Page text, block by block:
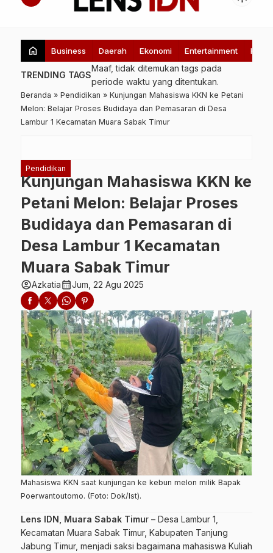
home Business Daerah Ekonomi Entertainment
TRENDING TAGS
Maaf, tidak ditemukan tags pada
periode waktu yang ditentukan.
Beranda » Pendidikan » Kunjungan Mahasiswa KKN ke Petani
Melon: Belajar Proses Budidaya dan Pemasaran di Desa
Lambur 1 Kecamatan Muara Sabak Timur
Pendidikan
Kunjungan Mahasiswa KKN ke
Petani Melon: Belajar Proses
Budidaya dan Pemasaran di
Desa Lambur 1 Kecamatan
Muara Sabak Timur
account_circleAzkatiacalendar_monthJum, 22 Agu 2025
Mahasiswa KKN saat kunjungan ke kebun melon milik Bapak
Poerwantoutomo. (Foto: Dok/Ist).
Lens IDN, Muara Sabak Timur – Desa Lambur 1,
Kecamatan Muara Sabak Timur, Kabupaten Tanjung
Jabung Timur, menjadi saksi bagaimana mahasiswa Kuliah